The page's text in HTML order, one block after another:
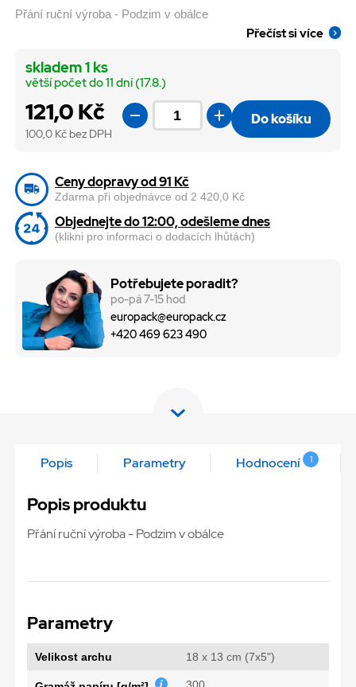
Přání ruční výroba - Podzim v obálce
Přečíst si více
121,0 Kč
100,0 Kč bez DPH
skladem 1 ks
větší počet do 11 dní (17.8.)
Do košíku
Ceny dopravy od 91 Kč
Zdarma při objednávce od 2 420,0 Kč
Objednejte do 12:00, odešleme dnes
(klikni pro informaci o dodacích lhůtách)
Potřebujete poradit?
po-pá 7-15 hod
europack@europack.cz
+420 469 623 490
Popis Parametry Hodnocení 1
Popis produktu
Přání ruční výroba - Podzim v obálce
Parametry
Velikost archu 18 x 13 cm (7x5")